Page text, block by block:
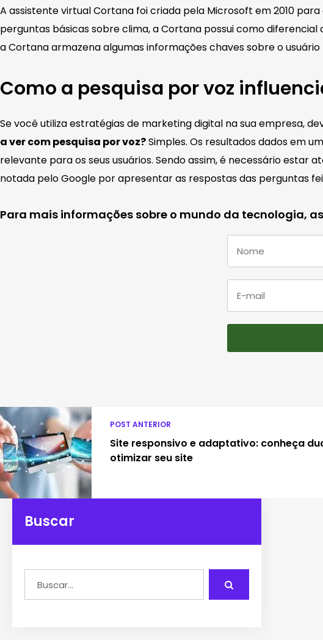
A assistente virtual Cortana foi criada pela Microsoft em 2010
perguntas básicas sobre clima, a Cortana possui como diferencial
a Cortana armazena algumas informações chaves sobre o
Como a pesquisa por voz
Se você utiliza estratégias de marketing digital na sua empresa,
a ver com pesquisa por voz?Simples. Os resultados dados em
relevante para os seus usuários. Sendo assim, é necessário
notada pelo Google por apresentar as respostas das perguntas
Para mais informações sobre o mundo da tecnologia,
POST ANTERIOR
Site responsivo e adaptativo: conheça
otimizar seu site
Buscar